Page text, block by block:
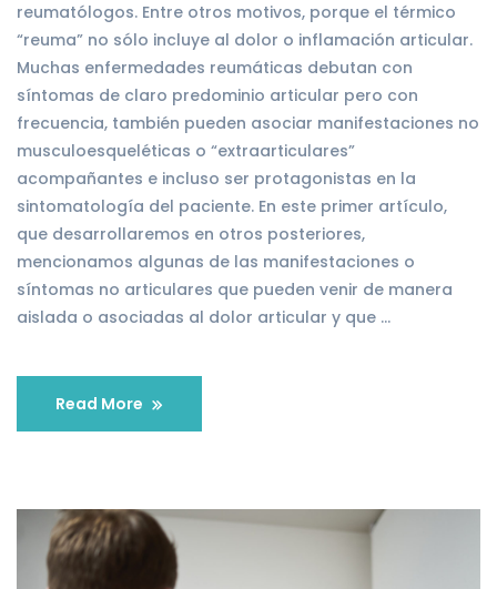
reumatólogos. Entre otros motivos, porque el térmico
“reuma” no sólo incluye al dolor o inflamación articular.
Muchas enfermedades reumáticas debutan con
síntomas de claro predominio articular pero con
frecuencia, también pueden asociar manifestaciones no
musculoesqueléticas o “extraarticulares”
acompañantes e incluso ser protagonistas en la
sintomatología del paciente. En este primer artículo,
que desarrollaremos en otros posteriores,
mencionamos algunas de las manifestaciones o
síntomas no articulares que pueden venir de manera
aislada o asociadas al dolor articular y que …
Read More